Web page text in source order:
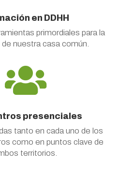
en DDHH
primordiales para la
nuestra casa común.

presenciales
tanto en cada uno de los
como en puntos clave de
territorios.